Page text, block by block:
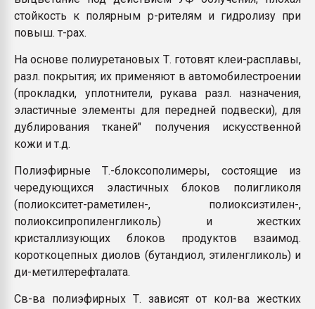
стойкость к полярным р-рителям и гидролизу при
повыш. т-рах.
На основе полиуретановых Т. готовят клеи-расплавы,
разл. покрытия; их применяют в автомобилестроении
(прокладки, уплотнители, рукава разл. назначения,
эластичные элементы для передней подвески), для
дублирования тканей" получения искусственной
кожи и т.д.
Полиэфирные Т.-блоксополимеры, состоящие из
чередующихся эластичных блоков полигликоля
(полиокситет-раметилен-, полиоксиэтилен-,
полиоксипропиленгликоль) и жестких
кристаллизующих блоков продуктов взаимод.
короткоцепных диолов (бутандиол, этиленгликоль) и
ди-метилтерефталата.
Св-ва полиэфирных Т. зависят от кол-ва жестких